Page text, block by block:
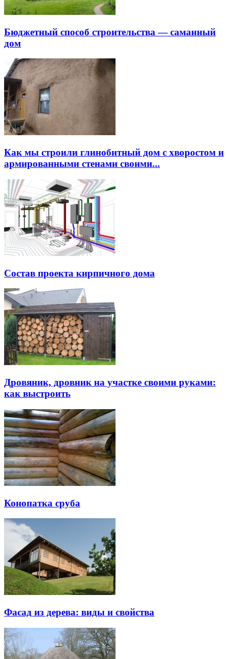
Бюджетный способ строительства — саманный
дом
Как мы строили глинобитный дом с хворостом и
армированными стенами своими...
Состав проекта кирпичного дома
Дровяник, дровник на участке своими руками:
как выстроить
Конопатка сруба
Фасад из дерева: виды и свойства